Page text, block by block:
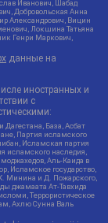
Иванович, Шабад
Добровольская Анна
Александрович, Вицин
Локшина Татьяна
Генри Маркович,
данные на
иностранных и
с
База, Асбат
Партия исламского
Исламская партия
исламского наследия,
Аль-Каида в
Исламское государство,
Минина и Д. Пожарского,
джамаата Ат-Тавхида
Террористическое
Ахлю Сунна Валь